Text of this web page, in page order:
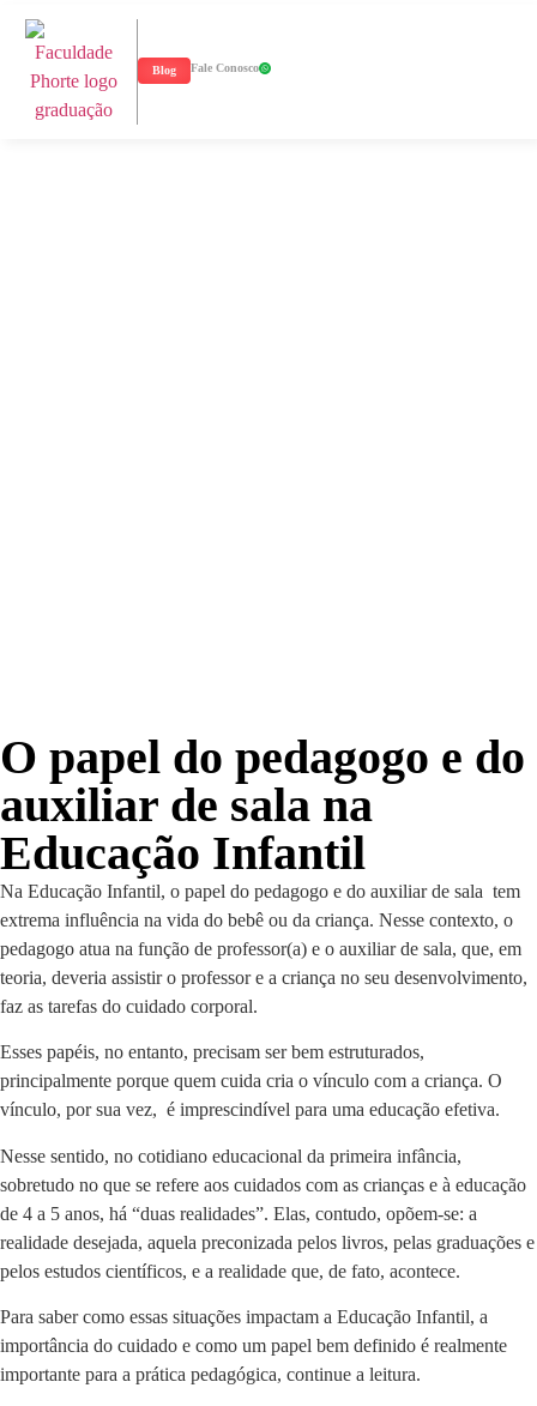
Blog Fale Conosco
O papel do pedagogo e do
auxiliar de sala na
Educação Infantil
Na Educação Infantil, o papel do pedagogo e do auxiliar de sala tem
extrema influência na vida do bebê ou da criança. Nesse contexto, o
pedagogo atua na função de professor(a) e o auxiliar de sala, que, em
teoria, deveria assistir o professor e a criança no seu desenvolvimento,
faz as tarefas do cuidado corporal.
Esses papéis, no entanto, precisam ser bem estruturados,
principalmente porque quem cuida cria o vínculo com a criança. O
vínculo, por sua vez, é imprescindível para uma educação efetiva.
Nesse sentido, no cotidiano educacional da primeira infância,
sobretudo no que se refere aos cuidados com as crianças e à educação
de 4 a 5 anos, há “duas realidades”. Elas, contudo, opõem-se: a
realidade desejada, aquela preconizada pelos livros, pelas graduações e
pelos estudos científicos, e a realidade que, de fato, acontece.
Para saber como essas situações impactam a Educação Infantil, a
importância do cuidado e como um papel bem definido é realmente
importante para a prática pedagógica, continue a leitura.